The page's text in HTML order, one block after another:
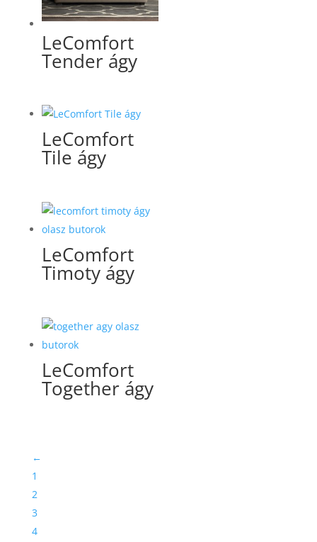
LeComfort
Tender ágy
LeComfort
Tile ágy
LeComfort
Timoty ágy
LeComfort
Together ágy
←
1
2
3
4